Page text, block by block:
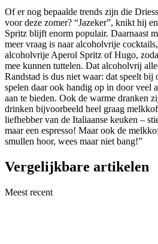
Of er nog bepaalde trends zijn die
voor deze zomer? “Jazeker”, knikt hij
Spritz blijft enorm populair. Daarnaast
meer vraag is naar alcoholvrije
alcoholvrije Aperol Spritz of Hugo,
mee kunnen tuttelen. Dat alcoholvrij
Randstad is dus niet waar: dat speelt bij
spelen daar ook handig op in door veel
aan te bieden. Ook de warme dranken
drinken bijvoorbeeld heel graag
liefhebber van de Italiaanse keuken –
maar een espresso! Maar ook de
smullen hoor, wees maar niet bang!”
Vergelijkbare artikelen
Meest recent